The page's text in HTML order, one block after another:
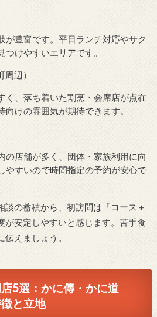
が豊富です。平日ランチ対応やサク
つけやすいエリアです。
辺）
く、落ち着いた割烹・会席店が点在
向けの雰囲気が期待できます。
の店舗が多く、団体・家族利用に向
やすいので時間指定の予約が安心で
談の蓄積から、初訪問は「コース＋
が安定しやすいと感じます。苦手食
えましょう。
5選：かに傳・かに道
と立地